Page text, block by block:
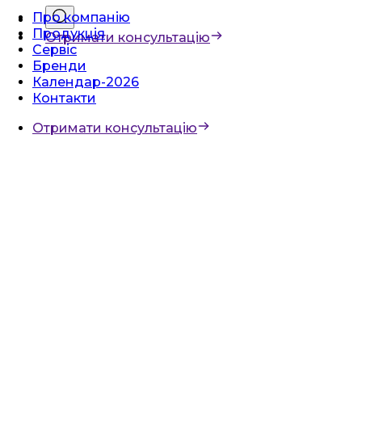
Отримати консультацію
Про компанію
Продукція
Сервіс
Бренди
Календар-2026
Контакти
Отримати консультацію